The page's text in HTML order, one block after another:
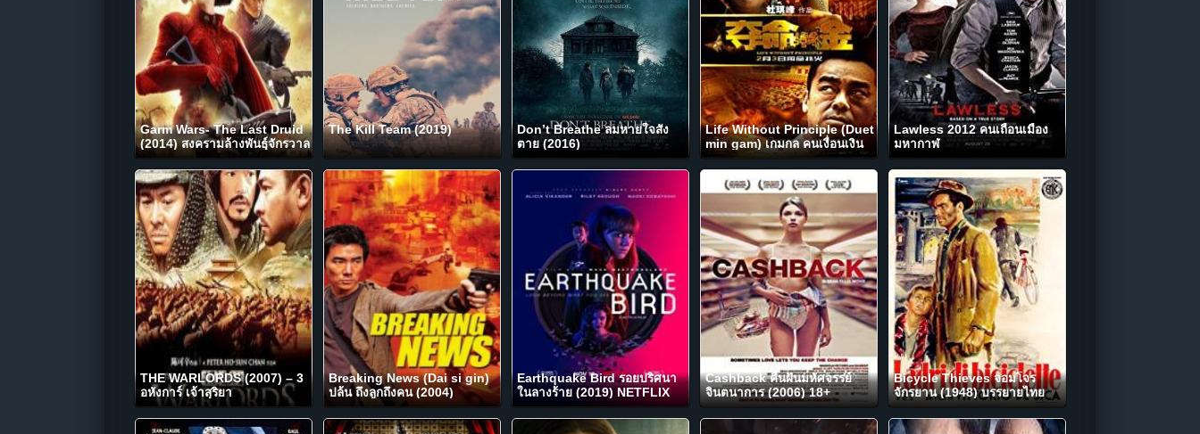
Garm Wars- The Last Druid
(2014) สงครามล้างพันธุ์จักรวาล
The Kill Team (2019)
Don’t Breathe ลมหายใจสั่ง
ตาย (2016)
Life Without Principle (Duet
min gam) เกมกล คนเงื่อนเงิน
(2011)
Lawless 2012 คนเถื่อนเมือง
มหากาฬ
THE WARLORDS (2007) – 3
อหังการ์ เจ้าสุริยา
Breaking News (Dai si gin)
ปล้น ถึงลูกถึงคน (2004)
Earthquake Bird รอยปริศนา
ในลางร้าย (2019) NETFLIX
บรรยายไทย
Cashback คืนฝันมหัศจรรย์
จินตนาการ (2006) 18+
Bicycle Thieves จอมโจร
จักรยาน (1948) บรรยายไทย